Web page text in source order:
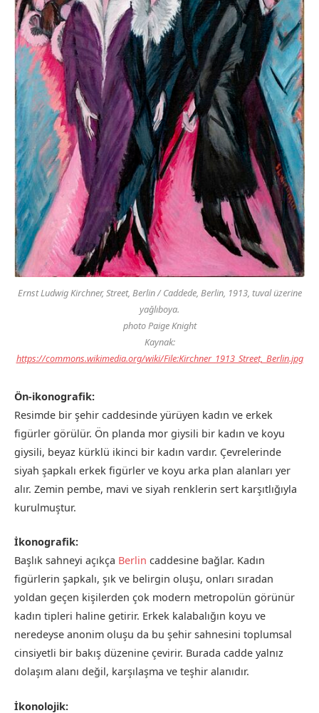
Ernst Ludwig Kirchner,Street, Berlin / Caddede, Berlin, 1913, tuval üzerine
yağlıboya.
photo Paige Knight
Kaynak:
https://commons.wikimedia.org/wiki/File:Kirchner_1913_Street,_Berlin.jpg
Ön-ikonografik:
Resimde bir şehir caddesinde yürüyen kadın ve erkek
figürler görülür. Ön planda mor giysili bir kadın ve koyu
giysili, beyaz kürklü ikinci bir kadın vardır. Çevrelerinde
siyah şapkalı erkek figürler ve koyu arka plan alanları yer
alır. Zemin pembe, mavi ve siyah renklerin sert karşıtlığıyla
kurulmuştur.
İkonografik:
Başlık sahneyi açıkça Berlin caddesine bağlar. Kadın
figürlerin şapkalı, şık ve belirgin oluşu, onları sıradan
yoldan geçen kişilerden çok modern metropolün görünür
kadın tipleri haline getirir. Erkek kalabalığın koyu ve
neredeyse anonim oluşu da bu şehir sahnesini toplumsal
cinsiyetli bir bakış düzenine çevirir. Burada cadde yalnız
dolaşım alanı değil, karşılaşma ve teşhir alanıdır.
İkonolojik: